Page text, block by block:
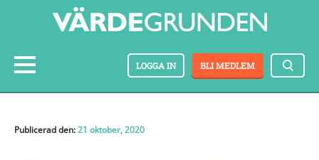
BLI MEDLEM
LOGGA IN
Publicerad den:21 oktober, 2020